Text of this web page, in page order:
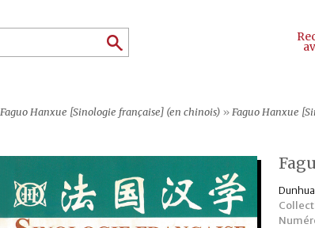
Faguo Hanxue [Sinologie française] (en chinois) » Faguo Hanxue